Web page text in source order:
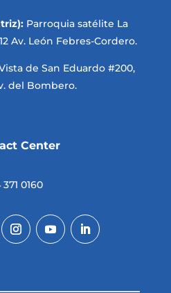
Parroquia satélite La
Av. León Febres-Cordero.
Vista de San Eduardo #200,
del Bombero.
Center
371 0160